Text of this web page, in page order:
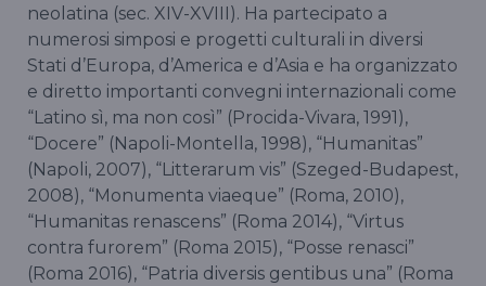
neolatina (sec. XIV-XVIII). Ha partecipato a
numerosi simposi e progetti culturali in diversi
Stati d’Europa, d’America e d’Asia e ha organizzato
e diretto importanti convegni internazionali come
“Latino sì, ma non così” (Procida-Vivara, 1991),
“Docere” (Napoli-Montella, 1998), “Humanitas”
(Napoli, 2007), “Litterarum vis” (Szeged-Budapest,
2008), “Monumenta viaeque” (Roma, 2010),
“Humanitas renascens” (Roma 2014), “Virtus
contra furorem” (Roma 2015), “Posse renasci”
(Roma 2016), “Patria diversis gentibus una” (Roma